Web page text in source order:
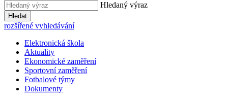
Hledaný výraz
Hledat
rozšířené vyhledávání
Elektronická škola
Aktuality
Ekonomické zaměření
Sportovní zaměření
Fotbalové týmy
Dokumenty